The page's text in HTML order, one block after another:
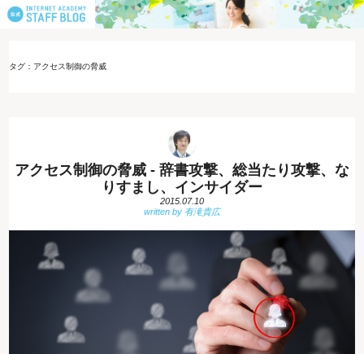
タグ：アクセス制御の脅威
アクセス制御の脅威 - 辞書攻撃、総当たり攻撃、な
りすまし、インサイダー
2015.07.10